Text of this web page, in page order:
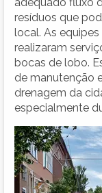
resíduos que
local. As
realizaram
bocas de lobo.
de manutenção
drenagem da
especialmente